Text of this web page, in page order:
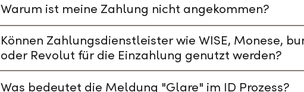
Warum ist meine Zahlung nicht angekommen?
Können Zahlungsdienstleister wie WISE, Monese,
oder Revolut für die Einzahlung genutzt werden?
Was bedeutet die Meldung "Glare" im ID Prozess?